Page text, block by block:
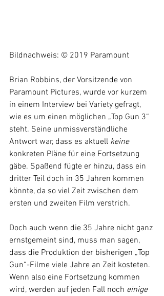
Bildnachweis: © 2019 Paramount
Brian Robbins, der Vorsitzende von
Paramount Pictures, wurde vor kurzem
in einem Interview bei Variety gefragt,
wie es um einen möglichen „Top Gun 3“
steht. Seine unmissverständliche
Antwort war, dass es aktuell keine
konkreten Pläne für eine Fortsetzung
gäbe. Spaßend fügte er hinzu, dass ein
dritter Teil doch in 35 Jahren kommen
könnte, da so viel Zeit zwischen dem
ersten und zweiten Film verstrich.
Doch auch wenn die 35 Jahre nicht ganz
ernstgemeint sind, muss man sagen,
dass die Produktion der bisherigen „Top
Gun“-Filme viele Jahre an Zeit kosteten.
Wenn also eine Fortsetzung kommen
wird, werden auf jeden Fall noch einige